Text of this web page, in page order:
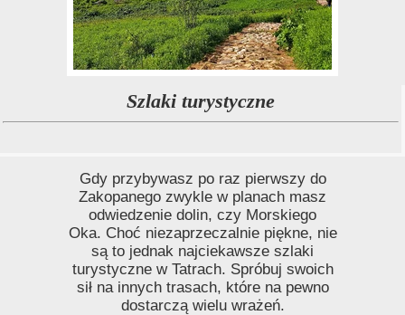
Szlaki turystyczne
Gdy przybywasz po raz pierwszy do
Zakopanego zwykle w planach masz
odwiedzenie dolin, czy Morskiego
Oka. Choć niezaprzeczalnie piękne, nie
są to jednak najciekawsze szlaki
turystyczne w Tatrach. Spróbuj swoich
sił na innych trasach, które na pewno
dostarczą wielu wrażeń.